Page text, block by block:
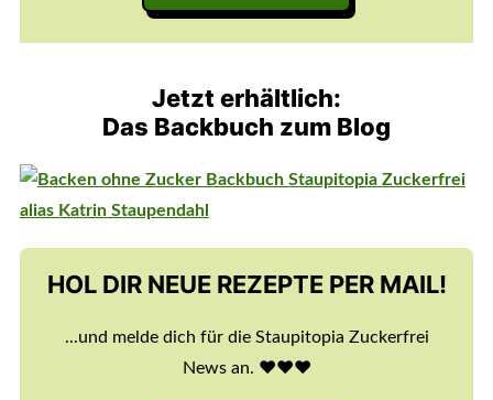
Jetzt erhältlich:
Das Backbuch zum Blog
HOL DIR NEUE REZEPTE PER MAIL!
...und melde dich für die Staupitopia Zuckerfrei
News an. ♥️♥️♥️